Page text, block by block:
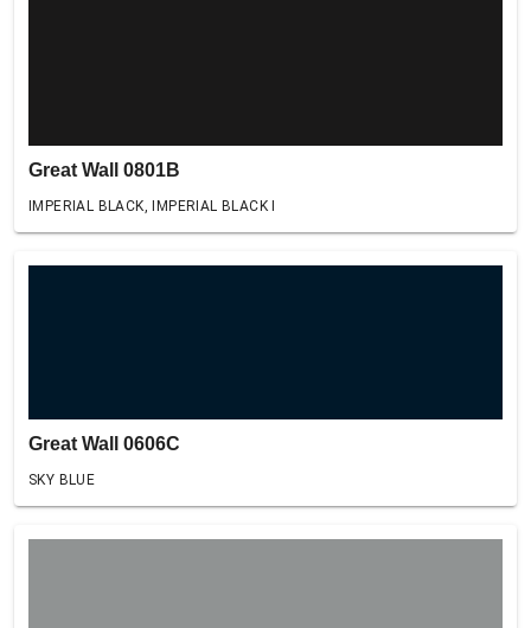
Great Wall 0801B
IMPERIAL BLACK, IMPERIAL BLACK I
Great Wall 0606C
SKY BLUE